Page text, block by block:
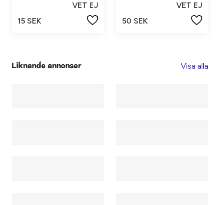
VET EJ
15 SEK
VET EJ
50 SEK
Liknande annonser Visa alla